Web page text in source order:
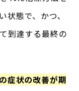
状態で、かつ、
到達する最終の
症状の改善が期